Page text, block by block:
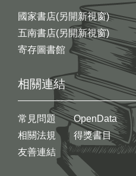
國家書店(另開新視窗)
五南書店(另開新視窗)
寄存圖書館
相關連結
常見問題
相關法規
友善連結
OpenData
得獎書目